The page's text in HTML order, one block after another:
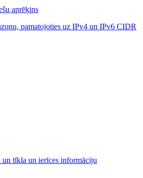
aprēķins
pamatojoties uz IPv4 un IPv6 CIDR
un tīkla un ierīces informāciju